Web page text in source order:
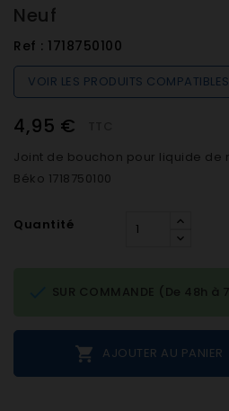
Neuf
Ref : 1718750100
VOIR LES PRODUITS COMPATIBLES
4,95 €
Joint de bouchon pour liquide de
Béko 1718750100
Quantité
 AJOUTER AU PANIER
SUR COMMANDE (De 48h à